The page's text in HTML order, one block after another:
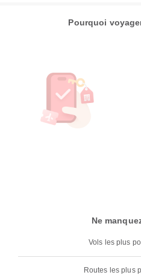
Pourquoi
Ne
Vols les plus
Routes les plus